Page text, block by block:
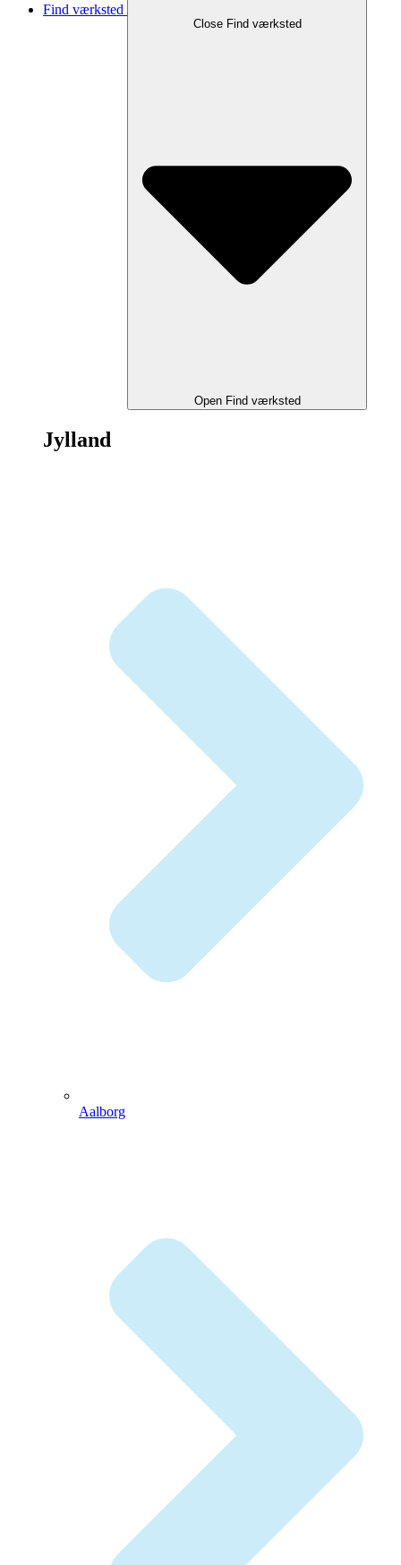
Find værksted
Close Find værksted
Open Find værksted
Jylland
Aalborg